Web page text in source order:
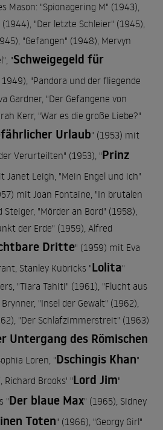
Mason: "Spionagering M" (1943),
"Der letzte Schleier" (1945),
"Gefangen" (1948), Mervyn
"Schweigegeld für
1949), "Pandora und der fliegende
Gardner, "Der Gefangene von
Kerr, "War es die große Liebe?"
Urlaub" (1953) mit
Verurteilten" (1953), "Prinz
Janet Leigh, "Mein Engel und ich"
mit Joan Fontaine, "In brutalen
"Mörder an Bord" (1958),
der Erde" (1959), Alfred
Dritte" (1959) mit Eva
Stanley Kubricks "Lolita"
"Tiara Tahiti" (1961), "Flucht aus
"Insel der Gewalt" (1962),
"Der Schlafzimmerstreit" (1963)
Untergang des Römischen
Loren, "Dschingis Khan"
Brooks' "Lord Jim"
"Der blaue Max" (1965), Sidney
Toten" (1966), "Georgy Girl"